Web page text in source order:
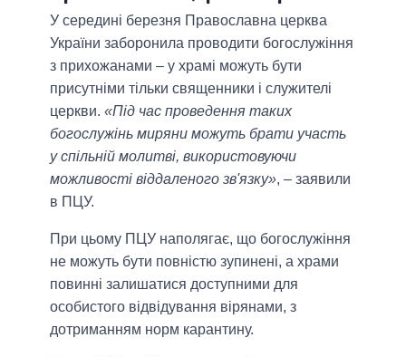
У середині березня Православна церква
України заборонила проводити богослужіння
з прихожанами – у храмі можуть бути
присутніми тільки священники і служителі
церкви. «Під час проведення таких
богослужінь миряни можуть брати участь
у спільній молитві, використовуючи
можливості віддаленого зв'язку», – заявили
в ПЦУ.
При цьому ПЦУ наполягає, що богослужіння
не можуть бути повністю зупинені, а храми
повинні залишатися доступними для
особистого відвідування вірянами, з
дотриманням норм карантину.